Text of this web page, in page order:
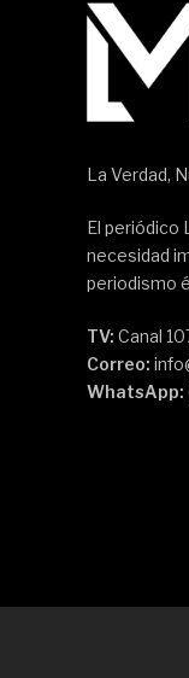
La Verdad,
El periódico
necesidad
periodismo
TV: Canal
Correo:
WhatsApp: